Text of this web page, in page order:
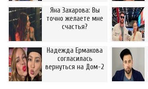
Яна Захарова: Вы
точно желаете мне
счастья?
Надежда Ермакова
согласилась
вернуться на Дом-2